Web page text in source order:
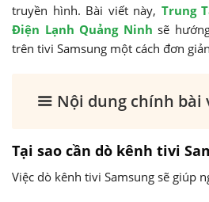
truyền hình. Bài viết này, Trung
Điện Lạnh Quảng Ninh sẽ
trên tivi Samsung một cách đơn
Nội dung chính bài
Tại sao cần dò kênh tivi
Việc dò kênh tivi Samsung sẽ giúp